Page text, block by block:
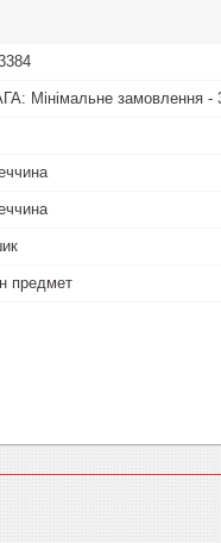
Мінімальне замовлення -
предмет